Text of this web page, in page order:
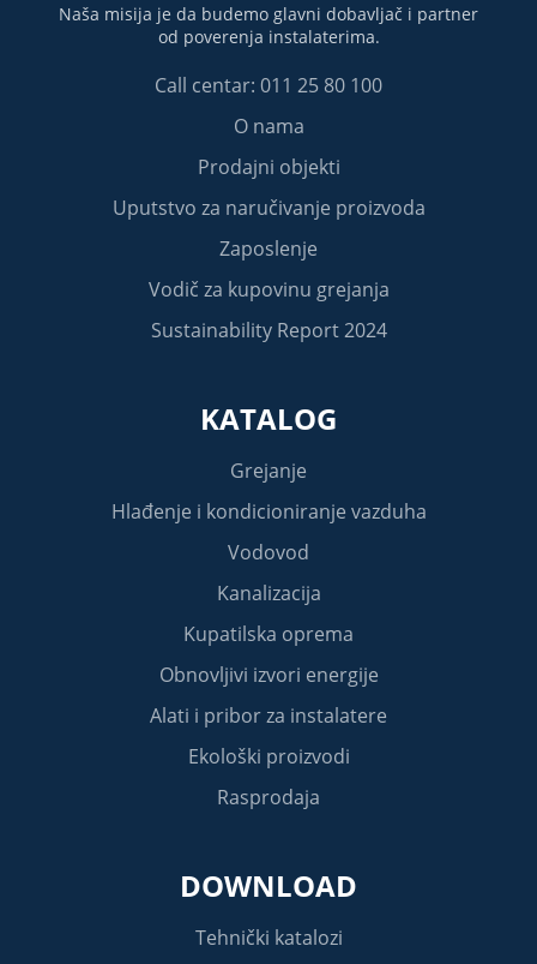
Naša misija je da budemo glavni dobavljač i partner
od poverenja instalaterima.
Call centar: 011 25 80 100
O nama
Prodajni objekti
Uputstvo za naručivanje proizvoda
Zaposlenje
Vodič za kupovinu grejanja
Sustainability Report 2024
KATALOG
Grejanje
Hlađenje i kondicioniranje vazduha
Vodovod
Kanalizacija
Kupatilska oprema
Obnovljivi izvori energije
Alati i pribor za instalatere
Ekološki proizvodi
Rasprodaja
DOWNLOAD
Tehnički katalozi